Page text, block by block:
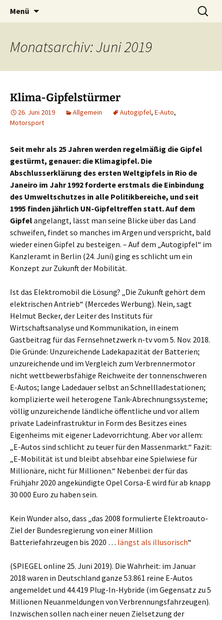
Nestbeschmutzer
Die Autorin Susanne Lücke räumt auf
Menü
Suchen
nach:
Monatsarchiv: Juni 2019
Klima-Gipfelstürmer
26. Juni 2019 Allgemein Autogipfel, E-Auto,
Motorsport
Seit mehr als 25 Jahren werden regelmäßig die Gipfel
gestürmt, genauer: die Klimagipfel. Die
Abschlusserklärung des ersten Weltgipfels in Rio de
Janeiro im Jahr 1992 forderte erstmals die Einbindung
des Umweltschutzes in alle Politikbereiche, und seit
1995 finden jährlich UN-Gipfeltreffen statt. Auf dem
Gipfelangelangt, lässt man seine Blicke über das Land
schweifen, findet so manches im Argen und verspricht, bald
wieder einen Gipfel zu besteigen. – Auf dem „Autogipfel“ im
Kanzleramt in Berlin (24. Juni) ging es schlicht um ein
Konzept zur Zukunft der Mobilität.
Ist das Elektromobil die Lösung? „Die Zukunft gehört dem
elektrischen Antrieb“ (Mercedes Werbung). Nein, sagt
Helmut Becker, der Leiter des Instituts für
Wirtschaftsanalyse und Kommunikation, in einem
Gastbeitrag für das Fernsehnetzwerk n-tv vom 5. Nov. 2018.
Die Gründe: Unzureichende Ladekapazität der Batterien;
unzureichende und im Vergleich zum Verbrennermotor
nicht wettbewerbsfähige Reichweite der tonnenschweren
E-Autos; lange Ladedauer selbst an Schnellladestationen;
komplizierte weil heterogene Tank-Abrechnungssysteme;
völlig unzureichende ländliche öffentliche und vor allem
private Ladeinfrastruktur in Form des Besitzes eines
Eigenheims mit eigener Ladevorrichtung. Aber vor allem:
„E-Autos sind schlicht zu teuer für den Massenmarkt.“ Fazit:
„E-Mobilität ist und bleibt absehbar eine Spielwiese für
Millionäre, nicht für Millionen.“ Nebenbei: der für das
Frühjahr 2020 angekündigte Opel Corsa-E wird für ab knapp
30 000 Euro zu haben sein.
Kein Wunder also, dass „das 2008 formulierte Elektroauto-
Ziel der Bundesregierung von einer Million
Batteriefahrzeugen bis 2020 … längst als illusorisch“
(SPIEGEL online 25. Juni 2019). Die Wahrheit: im Januar
2018 waren in Deutschland ganze 53.861 reine E-Autos
angemeldet und 44.419 Plug-In-Hybride (im Gegensatz zu 5
Millionen Neuanmeldungen von Verbrennungsfahrzeugen).
Inzwischen sollen nach einer neuen Zielsetzung der